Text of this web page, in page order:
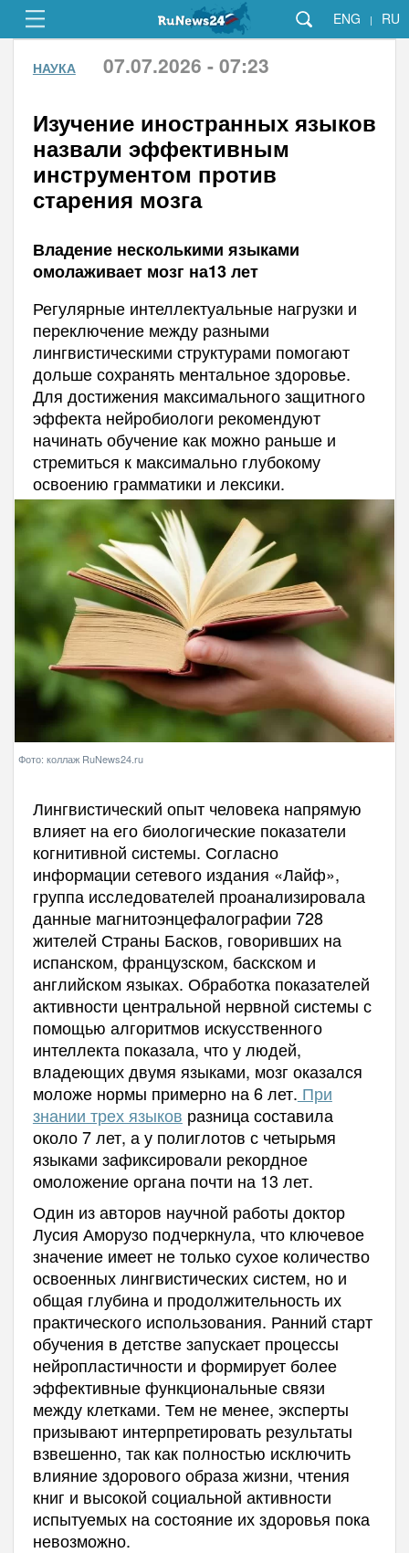
ENG | RU
НАУКА 07.07.2026 - 07:23
Изучение иностранных языков
назвали эффективным
инструментом против
старения мозга
Владение несколькими языками
омолаживает мозг на13 лет
Регулярные интеллектуальные нагрузки и
переключение между разными
лингвистическими структурами помогают
дольше сохранять ментальное здоровье.
Для достижения максимального защитного
эффекта нейробиологи рекомендуют
начинать обучение как можно раньше и
стремиться к максимально глубокому
освоению грамматики и лексики.
Фото: коллаж RuNews24.ru
Лингвистический опыт человека напрямую
влияет на его биологические показатели
когнитивной системы. Согласно
информации сетевого издания «Лайф»,
группа исследователей проанализировала
данные магнитоэнцефалографии 728
жителей Страны Басков, говоривших на
испанском, французском, баскском и
английском языках. Обработка показателей
активности центральной нервной системы с
помощью алгоритмов искусственного
интеллекта показала, что у людей,
владеющих двумя языками, мозг оказался
моложе нормы примерно на 6 лет. При
знании трех языков разница составила
около 7 лет, а у полиглотов с четырьмя
языками зафиксировали рекордное
омоложение органа почти на 13 лет.
Один из авторов научной работы доктор
Лусия Аморузо подчеркнула, что ключевое
значение имеет не только сухое количество
освоенных лингвистических систем, но и
общая глубина и продолжительность их
практического использования. Ранний старт
обучения в детстве запускает процессы
нейропластичности и формирует более
эффективные функциональные связи
между клетками. Тем не менее, эксперты
призывают интерпретировать результаты
взвешенно, так как полностью исключить
влияние здорового образа жизни, чтения
книг и высокой социальной активности
испытуемых на состояние их здоровья пока
невозможно.